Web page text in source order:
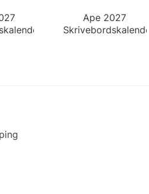
Ape 2027
Skrivebordskalender